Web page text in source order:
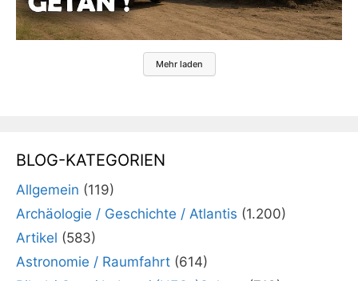
Mehr laden
BLOG-KATEGORIEN
Allgemein (119)
Archäologie / Geschichte / Atlantis (1.200)
Artikel (583)
Astronomie / Raumfahrt (614)